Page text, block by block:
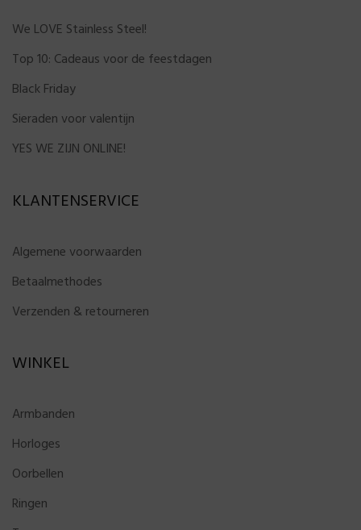
We LOVE Stainless Steel!
Top 10: Cadeaus voor de feestdagen
Black Friday
Sieraden voor valentijn
YES WE ZIJN ONLINE!
KLANTENSERVICE
Algemene voorwaarden
Betaalmethodes
Verzenden & retourneren
WINKEL
Armbanden
Horloges
Oorbellen
Ringen